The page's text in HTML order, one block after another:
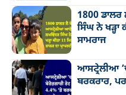
1800
ਸਿੰਘ ਨੇ ਖੜ੍ਹਾ
ਸਾਮਰਾਜ
ਆਸਟ੍ਰੇਲੀਆ
ਬਰਕਰਾਰ,